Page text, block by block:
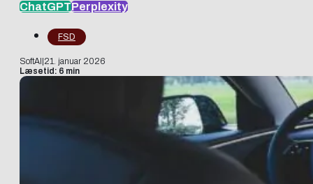
ChatGPTPerplexity
FSD
SoftAI 21. januar 2026
Læsetid: 6 min